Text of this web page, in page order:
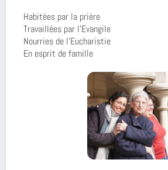
Habitées par la prière
Travaillées par l’Evangile
Nourries de l’Eucharistie
En esprit de famille